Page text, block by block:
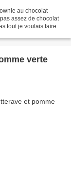
au chocolat
assez de chocolat
tout je voulais faire
verte